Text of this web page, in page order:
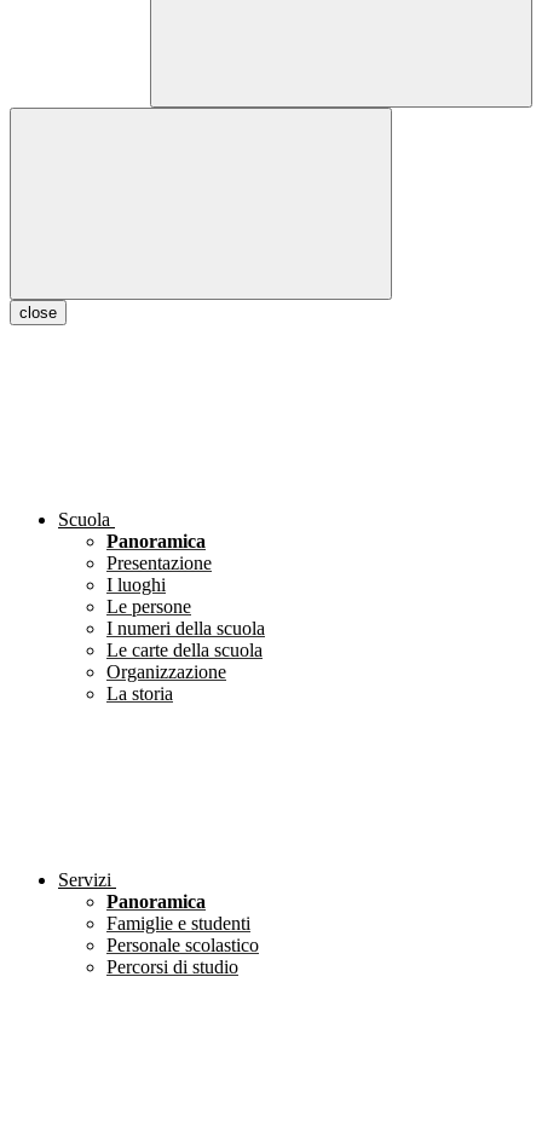
close
Scuola
Panoramica
Presentazione
I luoghi
Le persone
I numeri della scuola
Le carte della scuola
Organizzazione
La storia
Servizi
Panoramica
Famiglie e studenti
Personale scolastico
Percorsi di studio